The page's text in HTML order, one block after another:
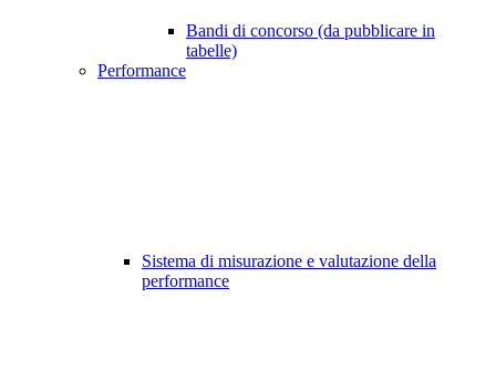
Bandi di concorso (da pubblicare in
tabelle)
Performance
Sistema di misurazione e valutazione della
performance